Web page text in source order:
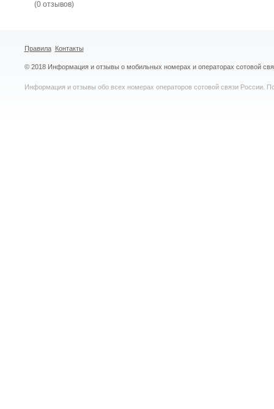
(0 отзывов)
Правила Контакты
© 2018 Информация и отзывы о мобильных номерах и операторах сотовой
Информация и отзывы обо всех номерах операторов сотовой связи России.